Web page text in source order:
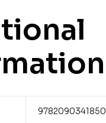
9782090341850